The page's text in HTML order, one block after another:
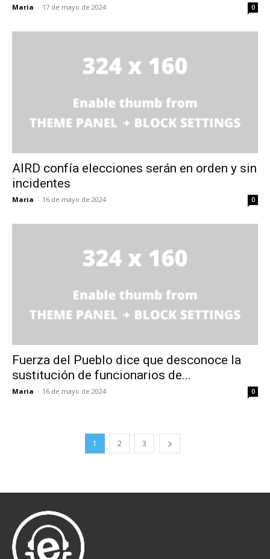
Maria - 17 de mayo de 2024 0
AIRD confía elecciones serán en orden y sin
incidentes
Maria - 16 de mayo de 2024 0
Fuerza del Pueblo dice que desconoce la
sustitución de funcionarios de...
Maria - 16 de mayo de 2024 0
1 2 3